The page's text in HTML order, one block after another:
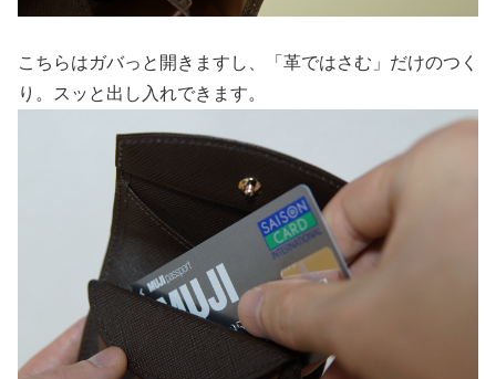
こちらはガバっと開きますし、「革ではさむ」だけのつく
り。スッと出し入れできます。